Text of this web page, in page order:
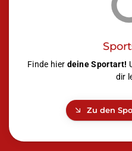
Finde hier deine Sportart!
dir
Zu den